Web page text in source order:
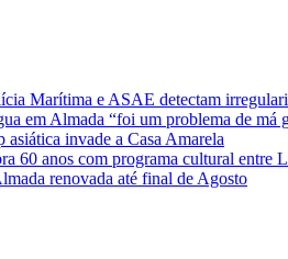
Marítima e ASAE detectam
em Almada “foi um problema de má
invade a Casa Amarela
60 anos com programa cultural entre
renovada até final de Agosto